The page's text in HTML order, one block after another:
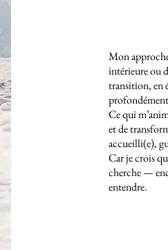
Mon approche
intérieure ou
transition, en
Ce qui
et de
accueilli(e),
Car je crois
cherche —
entendre.